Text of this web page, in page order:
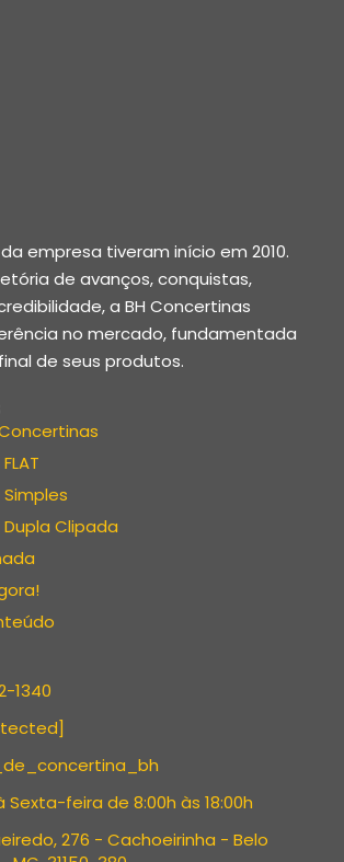
empresa tiveram início em 2010.
de avanços, conquistas,
a BH Concertinas
no mercado, fundamentada
de seus produtos.
Clipada
1340
Sexta-feira de 8:00h às 18:00h
276 - Cachoeirinha - Belo